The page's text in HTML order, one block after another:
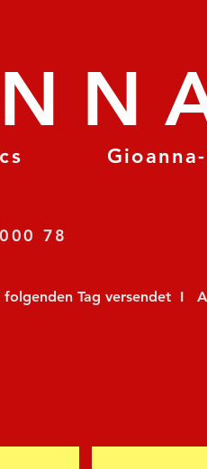
78 000
Tag versendet  I